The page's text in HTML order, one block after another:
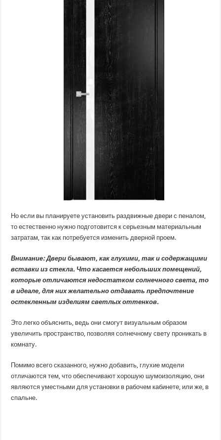
Но если вы планируете установить раздвижные двери с пеналом,
то естественно нужно подготовится к серьезным материальным
затратам, так как потребуется изменить дверной проем.
Внимание: Двери бывают, как глухими, так и содержащими
вставки из стекла. Что касается небольших помещений,
которые отличаются недостатком солнечного света, то
в идеале, для них желательно отдавать предпочтение
остекленным изделиям светлых оттенков.
Это легко объяснить, ведь они смогут визуальным образом
увеличить пространство, позволяя солнечному свету проникать в
комнату.
Помимо всего сказанного, нужно добавить, глухие модели
отличаются тем, что обеспечивают хорошую шумоизоляцию, они
являются уместными для установки в рабочем кабинете, или же, в
спальне.